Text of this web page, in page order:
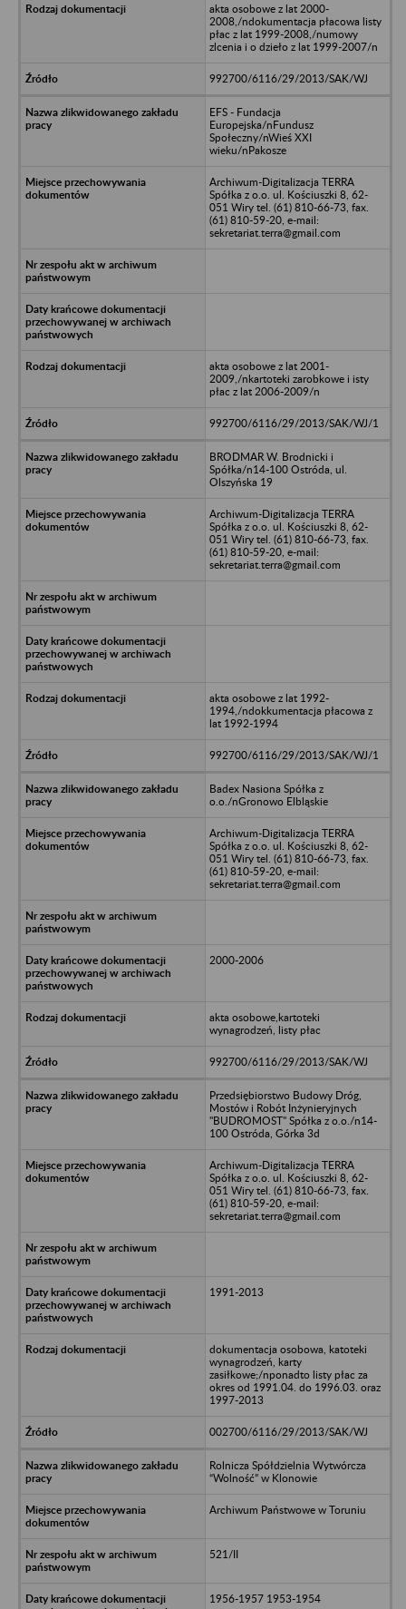
akta osobowe z lat 2000-
2008,/ndokumentacja płacowa listy
płac z lat 1999-2008,/numowy
zlcenia i o dzieło z lat 1999-2007/n
992700/6116/29/2013/SAK/WJ
EFS - Fundacja
Europejska/nFundusz
Społeczny/nWieś XXI
wieku/nPakosze
Archiwum-Digitalizacja TERRA
Spółka z o.o. ul. Kościuszki 8, 62-
051 Wiry tel. (61) 810-66-73, fax.
(61) 810-59-20, e-mail:
sekretariat.terra@gmail.com
akta osobowe z lat 2001-
2009,/nkartoteki zarobkowe i isty
płac z lat 2006-2009/n
992700/6116/29/2013/SAK/WJ/1
BRODMAR W. Brodnicki i
Spółka/n14-100 Ostróda, ul.
Olszyńska 19
Archiwum-Digitalizacja TERRA
Spółka z o.o. ul. Kościuszki 8, 62-
051 Wiry tel. (61) 810-66-73, fax.
(61) 810-59-20, e-mail:
sekretariat.terra@gmail.com
akta osobowe z lat 1992-
1994,/ndokkumentacja płacowa z
lat 1992-1994
992700/6116/29/2013/SAK/WJ/1
Badex Nasiona Spółka z
o.o./nGronowo Elbląskie
Archiwum-Digitalizacja TERRA
Spółka z o.o. ul. Kościuszki 8, 62-
051 Wiry tel. (61) 810-66-73, fax.
(61) 810-59-20, e-mail:
sekretariat.terra@gmail.com
2000-2006
akta osobowe,kartoteki
wynagrodzeń, listy płac
992700/6116/29/2013/SAK/WJ
Przedsiębiorstwo Budowy Dróg,
Mostów i Robót Inżynieryjnych
"BUDROMOST" Spółka z o.o./n14-
100 Ostróda, Górka 3d
Archiwum-Digitalizacja TERRA
Spółka z o.o. ul. Kościuszki 8, 62-
051 Wiry tel. (61) 810-66-73, fax.
(61) 810-59-20, e-mail:
sekretariat.terra@gmail.com
1991-2013
dokumentacja osobowa, katoteki
wynagrodzeń, karty
zasiłkowe;/nponadto listy płac za
okres od 1991.04. do 1996.03. oraz
1997-2013
002700/6116/29/2013/SAK/WJ
Rolnicza Spółdzielnia Wytwórcza
“Wolność” w Klonowie
Archiwum Państwowe w Toruniu
521/II
1956-1957 1953-1954